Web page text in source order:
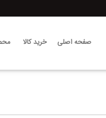
صفحه اصلی خرید کالا